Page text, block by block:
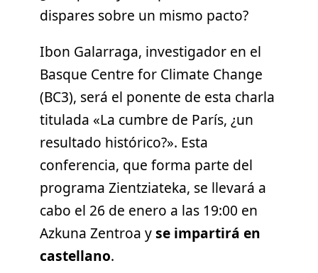
dispares sobre un mismo pacto?
Ibon Galarraga, investigador en el
Basque Centre for Climate Change
(BC3), será el ponente de esta charla
titulada «La cumbre de París, ¿un
resultado histórico?». Esta
conferencia, que forma parte del
programa Zientziateka, se llevará a
cabo el 26 de enero a las 19:00 en
Azkuna Zentroa yse impartirá en
castellano.